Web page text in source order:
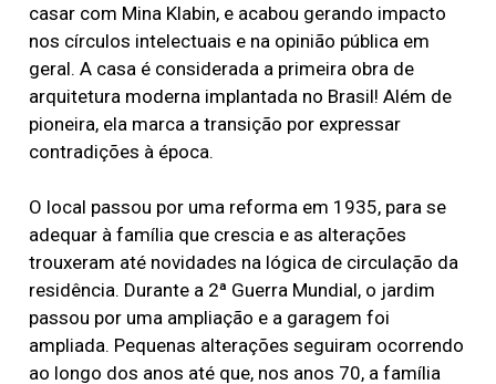
casar com Mina Klabin, e acabou gerando impacto
nos círculos intelectuais e na opinião pública em
geral. A casa é considerada a primeira obra de
arquitetura moderna implantada no Brasil! Além de
pioneira, ela marca a transição por expressar
contradições à época.
O local passou por uma reforma em 1935, para se
adequar à família que crescia e as alterações
trouxeram até novidades na lógica de circulação da
residência. Durante a 2ª Guerra Mundial, o jardim
passou por uma ampliação e a garagem foi
ampliada. Pequenas alterações seguiram ocorrendo
ao longo dos anos até que, nos anos 70, a família